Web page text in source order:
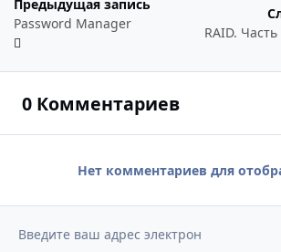
Предыдущая запись
Password Manager
0 Комментариев
Нет комментариев для